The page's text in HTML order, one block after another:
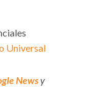
Universal
Newsy